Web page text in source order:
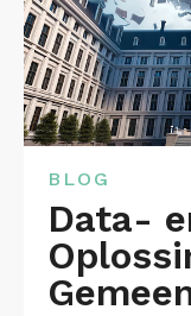
BLOG
Data-